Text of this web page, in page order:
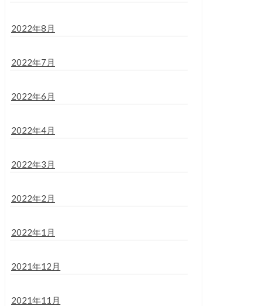
2022年8月
2022年7月
2022年6月
2022年4月
2022年3月
2022年2月
2022年1月
2021年12月
2021年11月